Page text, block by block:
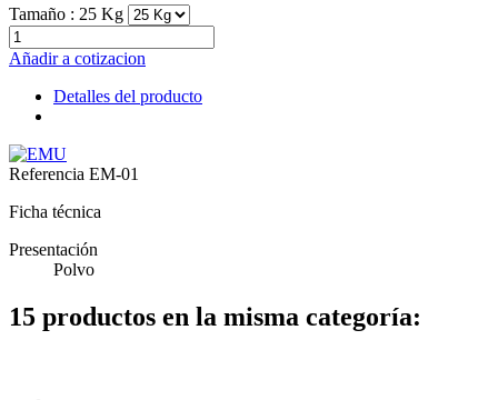
Tamaño : 25 Kg
Añadir a cotizacion
Detalles del producto
Referencia EM-01
Ficha técnica
Presentación
Polvo
15 productos en la misma categoría: